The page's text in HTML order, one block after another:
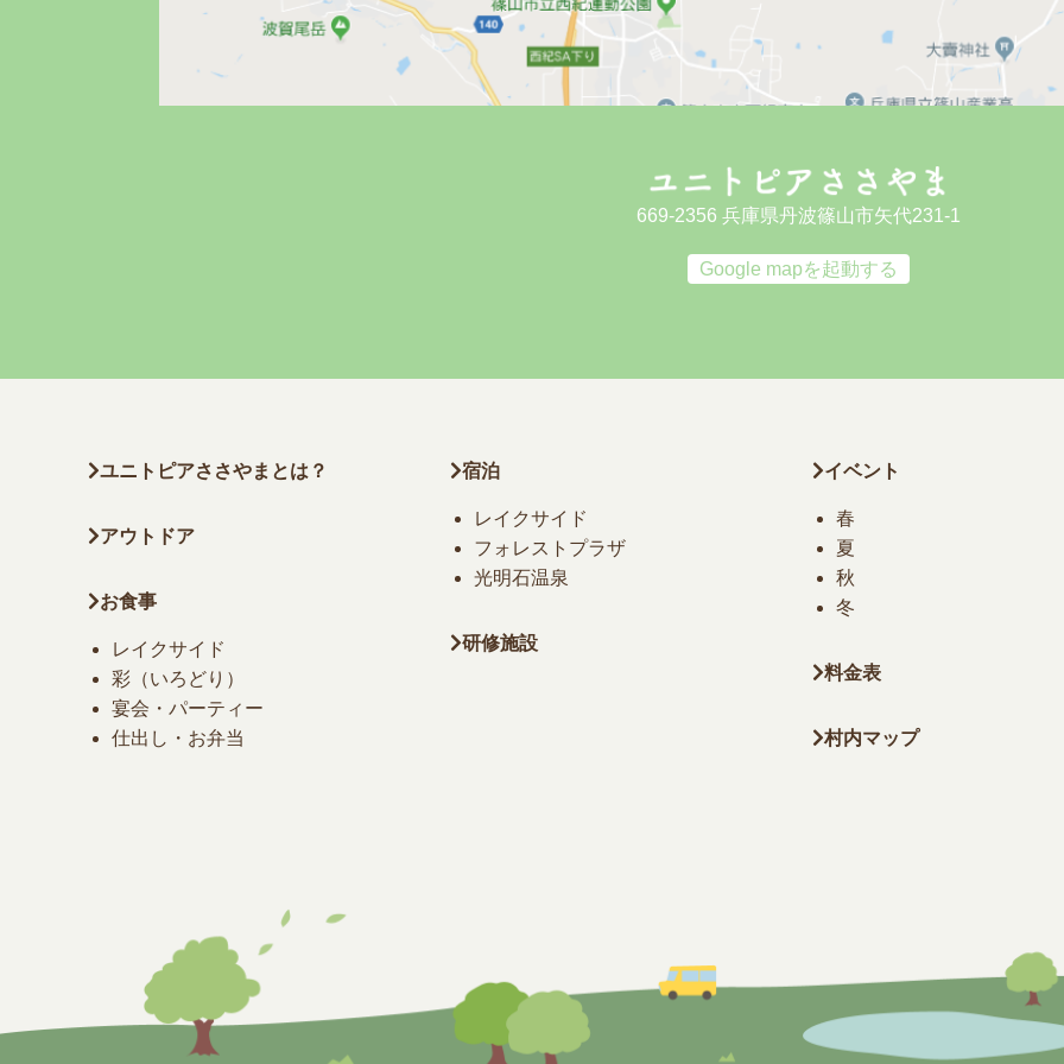
669-2356 兵庫県丹波篠山市矢代231-1
Google mapを起動する
ユニトピアささやまとは？
アウトドア
お食事
レイクサイド
彩（いろどり）
宴会・パーティー
仕出し・お弁当
宿泊
レイクサイド
フォレストプラザ
光明石温泉
研修施設
イベント
春
夏
秋
冬
料金表
村内マップ